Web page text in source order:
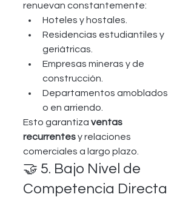
renuevan constantemente:
Hoteles y hostales.
Residencias estudiantiles y
geriátricas.
Empresas mineras y de
construcción.
Departamentos amoblados
o en arriendo.
Esto garantiza ventas
recurrentes y relaciones
comerciales a largo plazo.
🤝 5. Bajo Nivel de
Competencia Directa